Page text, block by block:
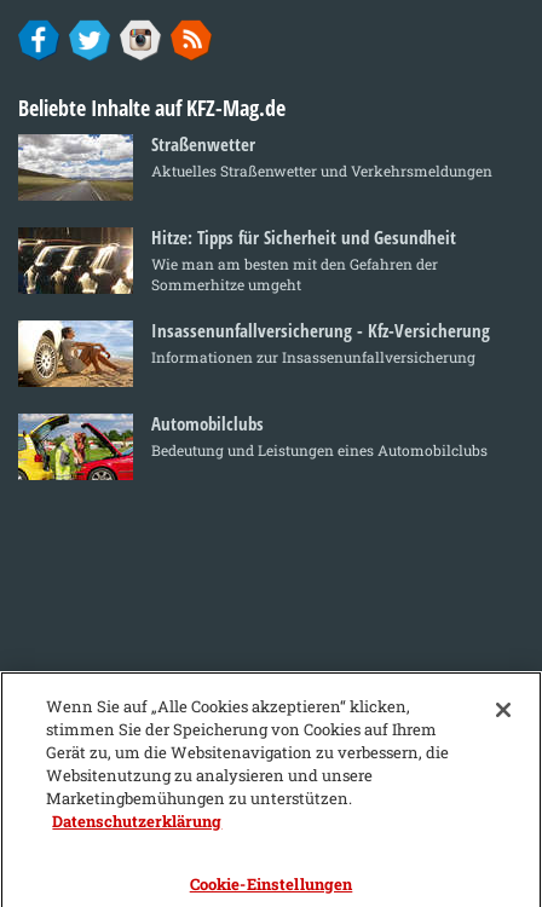
Beliebte Inhalte auf KFZ-Mag.de
Straßenwetter
Aktuelles Straßenwetter und Verkehrsmeldungen
Hitze: Tipps für Sicherheit und Gesundheit
Wie man am besten mit den Gefahren der
Sommerhitze umgeht
Insassenunfallversicherung - Kfz-Versicherung
Informationen zur Insassenunfallversicherung
Automobilclubs
Bedeutung und Leistungen eines Automobilclubs
KFZ-Stichwortvereichnis:
D E F G
Wenn Sie auf „Alle Cookies akzeptieren“ klicken,
stimmen Sie der Speicherung von Cookies auf Ihrem
Gerät zu, um die Websitenavigation zu verbessern, die
Websitenutzung zu analysieren und unsere
Marketingbemühungen zu unterstützen.
Datenschutzerklärung
Cookie-Einstellungen